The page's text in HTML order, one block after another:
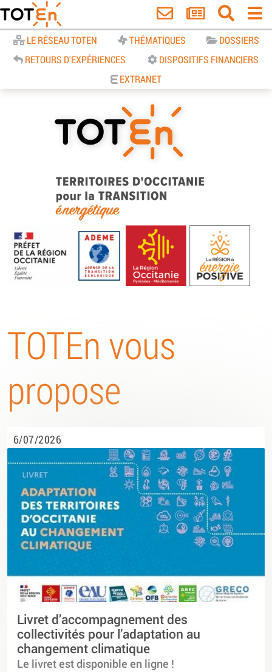
LE RÉSEAU TOTEN THÉMATIQUES
DOSSIERS
RETOURS D'EXPÉRIENCES
DISPOSITIFS FINANCIERS
EXTRANET
TOTEn Occitanie | Territoires
d’Occitanie pour la Transition
Energétique
TOTEn vous
propose
6/07/2026
Livret d’accompagnement des
collectivités pour l’adaptation au
changement climatique
Le livret est disponible en ligne !